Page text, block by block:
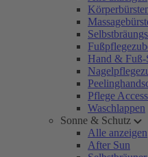
Hand & Fuß-
Pflege
Waschlappen
Sonne & Schutz
Alle anzeigen
After Sun